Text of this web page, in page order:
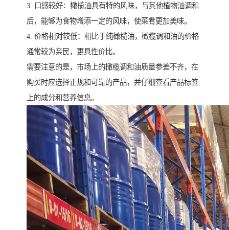
3. 口感较好：橄榄油具有特的风味，与其他植物油调和
后，能够为食物增添一定的风味，使菜肴更加美味。
4. 价格相对较低：相比于纯橄榄油，橄榄调和油的价格
通常较为亲民，更具性价比。
需要注意的是，市场上的橄榄调和油质量参差不齐，在
购买时应选择正规和可靠的产品，并仔细查看产品标签
上的成分和营养信息。